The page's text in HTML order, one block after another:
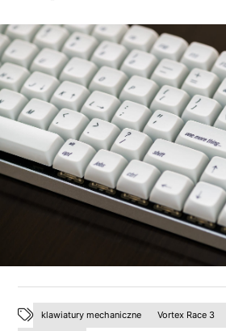
klawiatury mechaniczne Vortex Race 3